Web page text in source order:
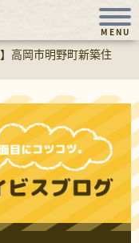
MENU
】高岡市明野町新築住